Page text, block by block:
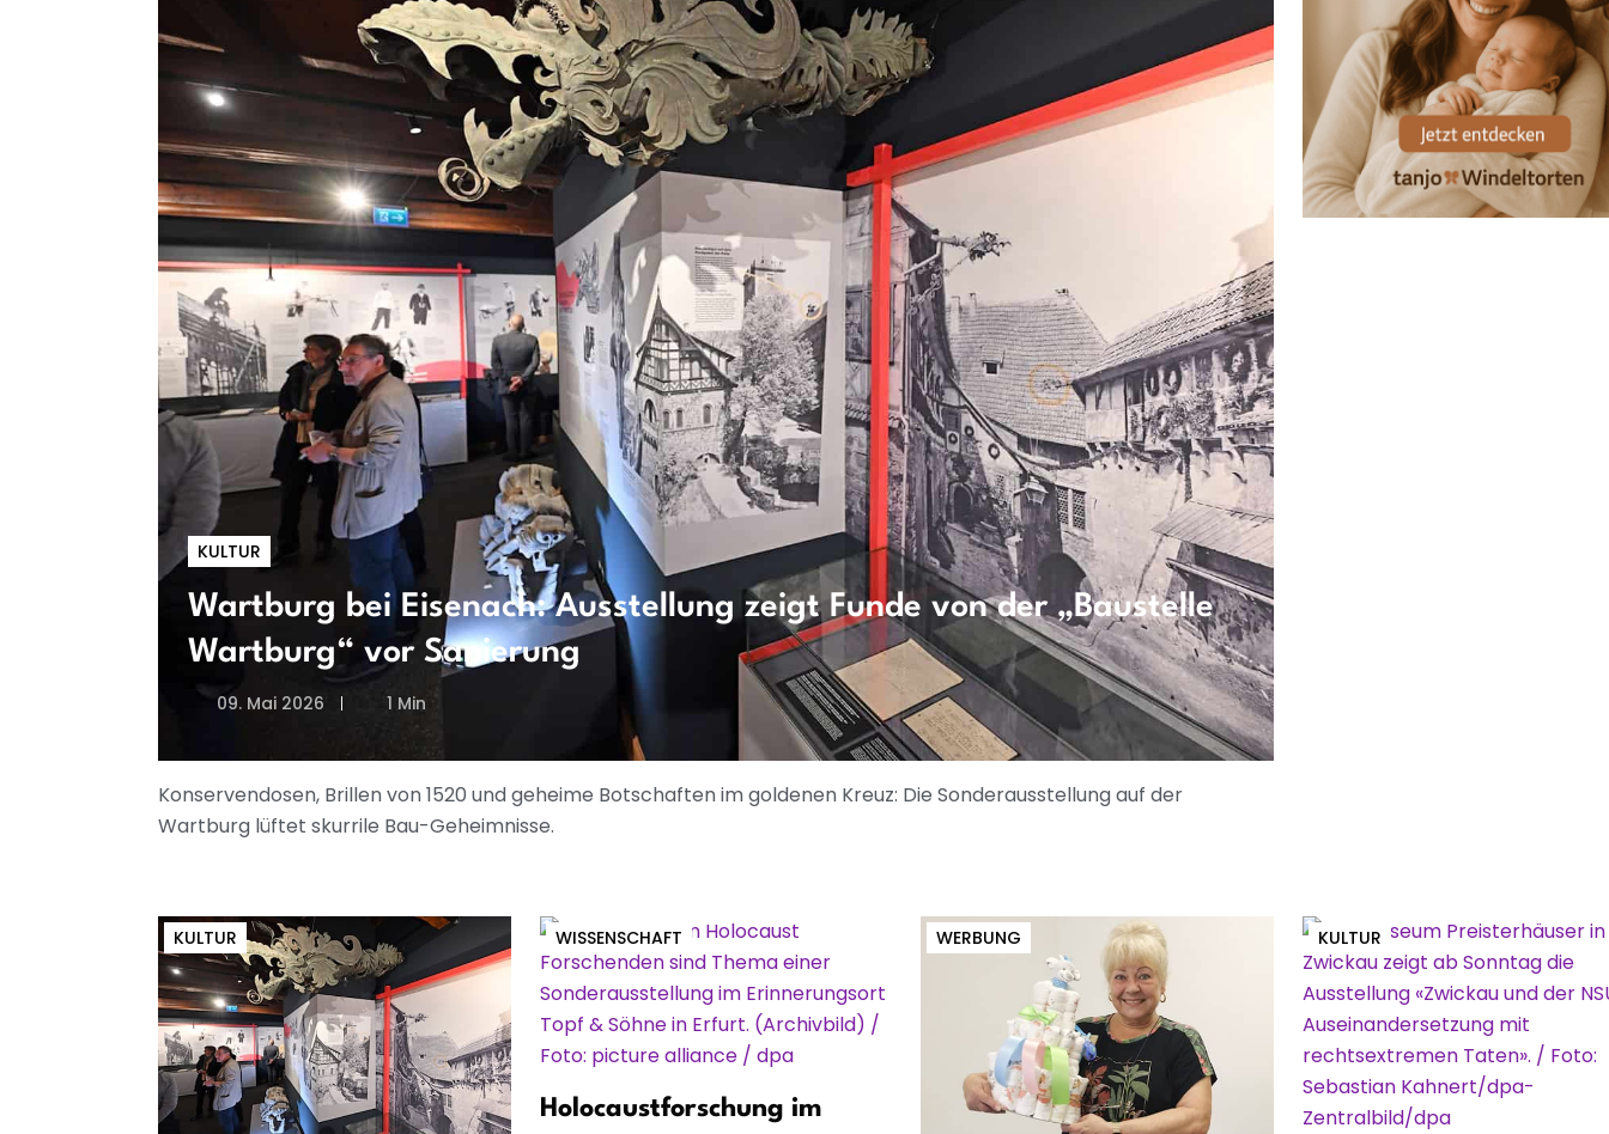
KULTUR
Wartburg bei Eisenach: Ausstellung zeigt Funde von der „Baustelle
Wartburg“ vor Sanierung
09. Mai 2026 1 Min
Konservendosen, Brillen von 1520 und geheime Botschaften im goldenen Kreuz: Die Sonderausstellung auf der
Wartburg lüftet skurrile Bau-Geheimnisse.
KULTUR WISSENSCHAFT
Holocaustforschung im
WERBUNG KULTUR